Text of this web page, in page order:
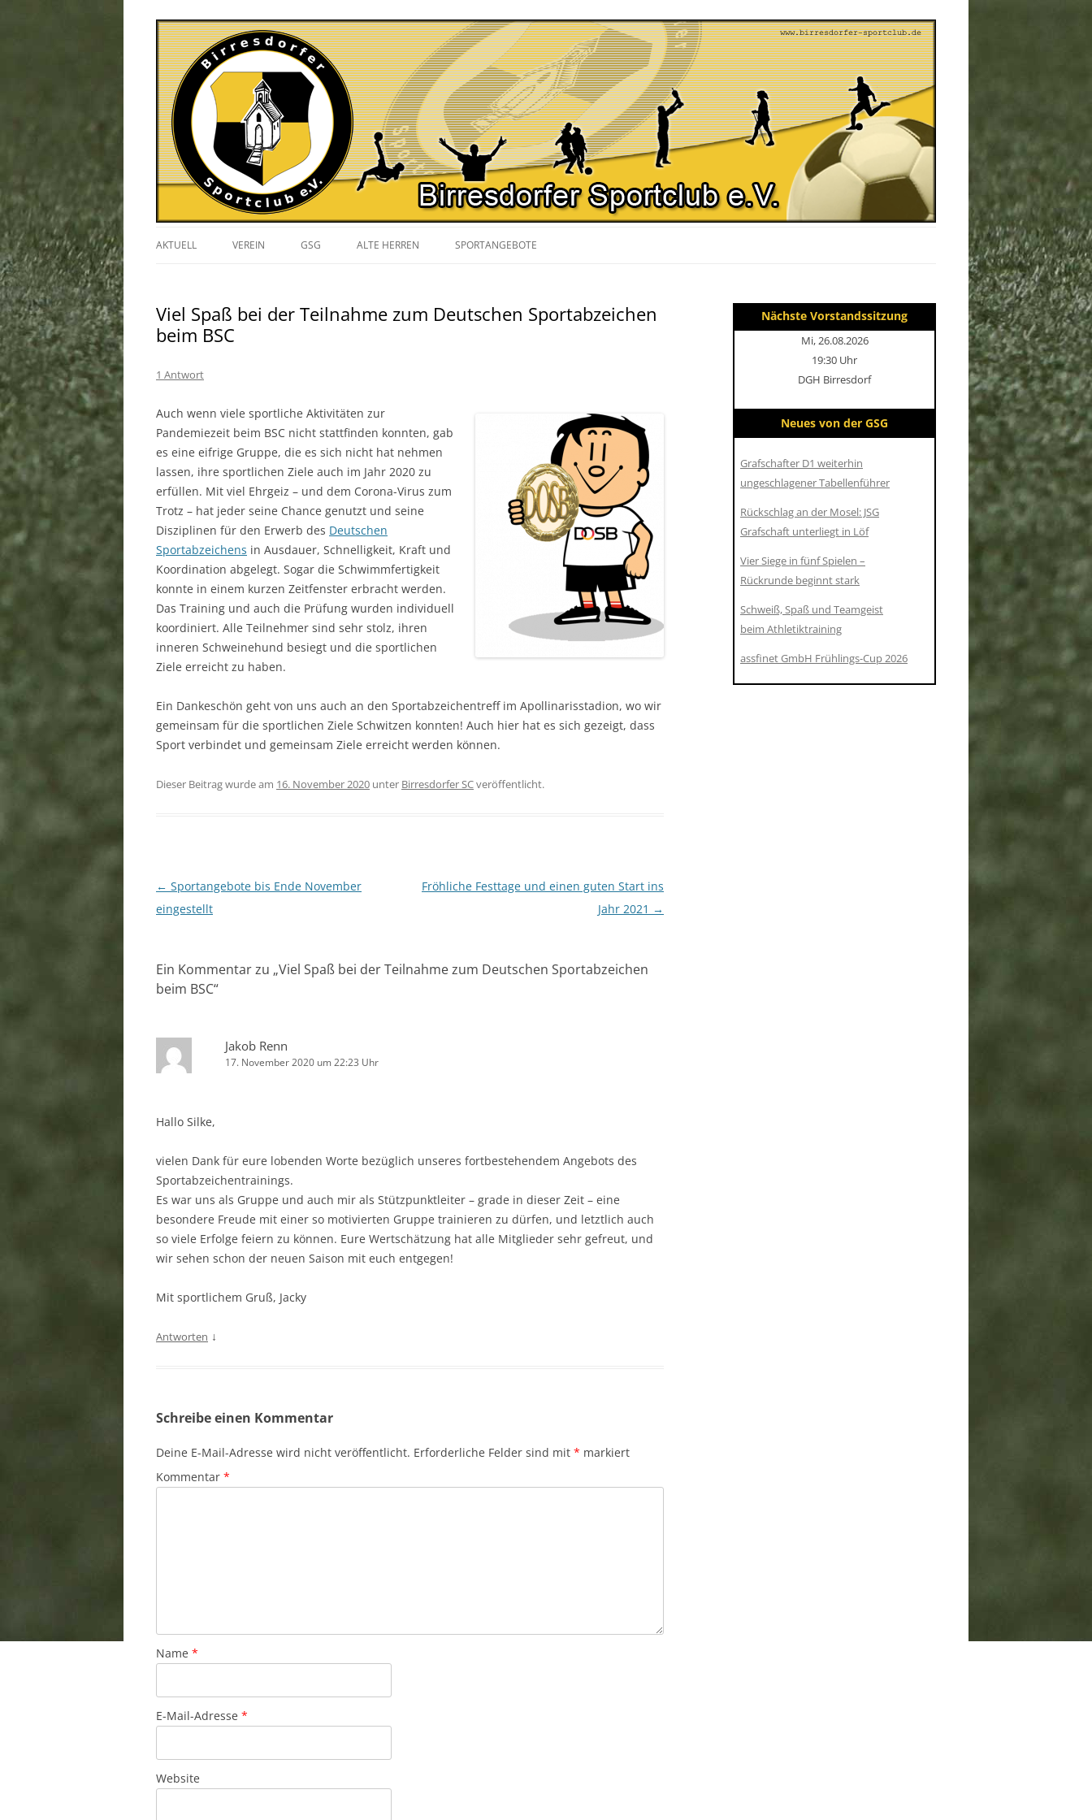
AKTUELL VEREIN
GESCHICHTE
SPORTPLATZ LANTERSHOFEN
SPORTPLATZ VETTELHOVEN
SPORTHALLE RINGEN
DORFGEMEINSCHAFTSHOF
BIRRESDORF
MITGLIEDSCHAFT
DOWNLOAD
LINKS
SPONSOREN
BANKVERBINDUNG
SATZUNG
IMPRESSUM
DATENSCHUTZERKLÄRUNG
GSG ALTE HERREN SPORTANGEBOTE
YOGA
DEUTSCHES SPORTABZEICHEN
SENIORENSPORT
KINDERTURNEN
Viel Spaß bei der Teilnahme zum Deutschen Sportabzeichen
beim BSC
1 Antwort
Auch wenn viele sportliche Aktivitäten zur
Pandemiezeit beim BSC nicht stattfinden konnten, gab
es eine eifrige Gruppe, die es sich nicht hat nehmen
lassen, ihre sportlichen Ziele auch im Jahr 2020 zu
erfüllen. Mit viel Ehrgeiz – und dem Corona-Virus zum
Trotz – hat jeder seine Chance genutzt und seine
Disziplinen für den Erwerb des Deutschen
Sportabzeichens in Ausdauer, Schnelligkeit, Kraft und
Koordination abgelegt. Sogar die Schwimmfertigkeit
konnte in einem kurzen Zeitfenster erbracht werden.
Das Training und auch die Prüfung wurden individuell
koordiniert. Alle Teilnehmer sind sehr stolz, ihren
inneren Schweinehund besiegt und die sportlichen
Ziele erreicht zu haben.
Ein Dankeschön geht von uns auch an den Sportabzeichentreff im Apollinarisstadion, wo wir
gemeinsam für die sportlichen Ziele Schwitzen konnten! Auch hier hat es sich gezeigt, dass
Sport verbindet und gemeinsam Ziele erreicht werden können.
Dieser Beitrag wurde am 16. November 2020 unter Birresdorfer SCveröffentlicht.
Beitragsnavigation
← Sportangebote bis Ende November
eingestellt
Fröhliche Festtage und einen guten Start ins
Jahr 2021 →
Ein Kommentar zu „Viel Spaß bei der Teilnahme zum Deutschen Sportabzeichen
beim BSC“
Jakob Renn
17. November 2020 um 22:23 Uhr
Hallo Silke,
vielen Dank für eure lobenden Worte bezüglich unseres fortbestehendem Angebots des
Sportabzeichentrainings.
Es war uns als Gruppe und auch mir als Stützpunktleiter – grade in dieser Zeit – eine
besondere Freude mit einer so motivierten Gruppe trainieren zu dürfen, und letztlich auch
so viele Erfolge feiern zu können. Eure Wertschätzung hat alle Mitglieder sehr gefreut, und
wir sehen schon der neuen Saison mit euch entgegen!
Mit sportlichem Gruß, Jacky
Antworten ↓
Schreibe einen Kommentar
Deine E-Mail-Adresse wird nicht veröffentlicht. Erforderliche Felder sind mit * markiert
Kommentar *
Name *
E-Mail-Adresse *
Website
Nächste Vorstandssitzung
Mi, 26.08.2026
19:30 Uhr
DGH Birresdorf
Neues von der GSG
Grafschafter D1 weiterhin
ungeschlagener Tabellenführer
Rückschlag an der Mosel: JSG
Grafschaft unterliegt in Löf
Vier Siege in fünf Spielen –
Rückrunde beginnt stark
Schweiß, Spaß und Teamgeist
beim Athletiktraining
assfinet GmbH Frühlings-Cup 2026